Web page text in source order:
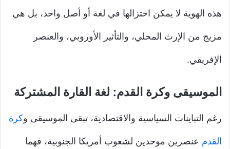
هذه الهوية لا يمكن اختزالها في لغة أو أصل واحد، بل هي
مزيج من الإرث المحلي، والتأثير الأوروبي، والعنصر
الإفريقي.
الموسيقى وكرة القدم: لغة القارة المشتركة
رغم التباينات السياسية والاقتصادية، تبقى الموسيقى وكرة
القدم عنصرين موحدين لشعوب أمريكا الجنوبية، فهما